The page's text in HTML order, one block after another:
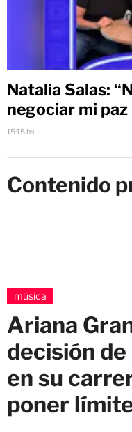
Natalia Salas:
negociar mi paz
15:15 hs
Contenido
música
Ariana
decisión
en su
poner